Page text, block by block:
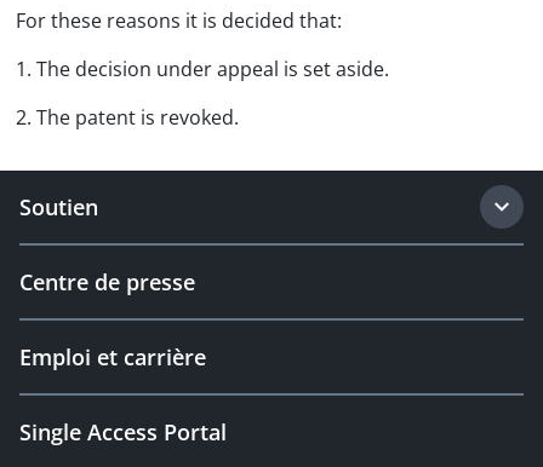
For these reasons it is decided that:
1. The decision under appeal is set aside.
2. The patent is revoked.
Soutien
Centre de presse
Emploi et carrière
Single Access Portal